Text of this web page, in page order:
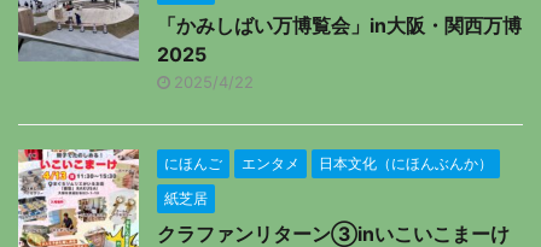
「かみしばい万博覧会」in大阪・関西万博
2025
2025/4/22
にほんご エンタメ
日本文化（にほんぶんか）
紙芝居
クラファンリターン③inいこいこまーけ